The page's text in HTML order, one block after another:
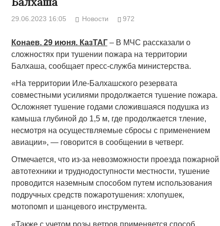
29.06.2023 16:05 Новости 972
Конаев. 29 июня. КазТАГ – В МЧС рассказали о
сложностях при тушении пожара на территории
Балхаша, сообщает пресс-служба министерства.
«На территории Иле-Балхашского резервата
совместными усилиями продолжается тушение пожара.
Осложняет тушение годами сложившаяся подушка из
камыша глубиной до 1,5 м, где продолжается тление,
несмотря на осуществляемые сбросы с применением
авиации», — говорится в сообщении в четверг.
Отмечается, что из-за невозможности проезда пожарной
автотехники и труднодоступности местности, тушение
проводится наземным способом путем использования
подручных средств пожаротушения: хлопушек,
мотопомп и шанцевого инструмента.
«Также с учетом розы ветров применяется способ